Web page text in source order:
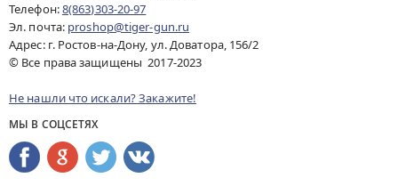
Телефон:8(863)303-20-97
Эл. почта: proshop@tiger-gun.ru
Адрес: г. Ростов-на-Дону, ул. Доватора, 156/2
© Все права защищены 2017-2023
Не нашли что искали? Закажите!
МЫ В СОЦСЕТЯХ